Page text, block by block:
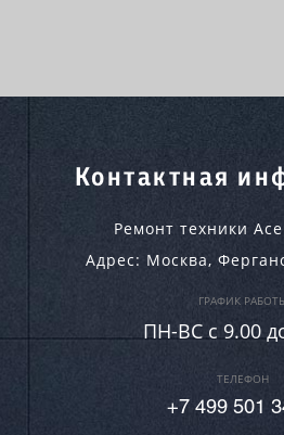
Контактная
Ремонт техники
Адрес: Москва,
ГРАФИК
ПН-ВC c 9.00
ТЕЛЕФОН
+7 499 501